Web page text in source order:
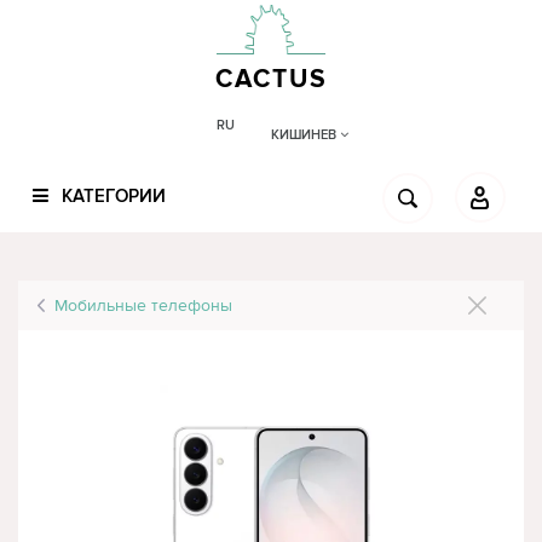
CACTUS
RU
КИШИНЕВ
КАТЕГОРИИ
Мобильные телефоны